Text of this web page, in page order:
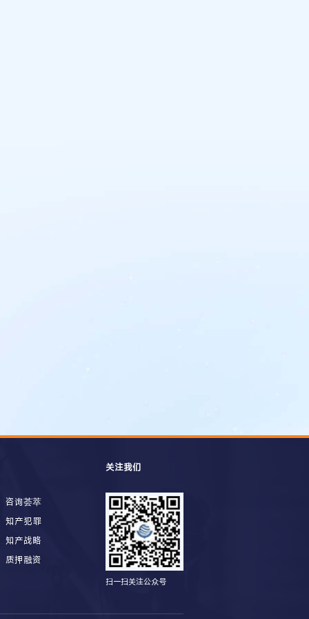
咨询荟萃
知产犯罪
知产战略
质押融资
关注我们
扫一扫关注公众号